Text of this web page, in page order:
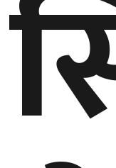
प्रदेश
५
सुदूरपश्चिम